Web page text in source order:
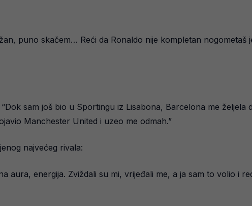
puno skačem… Reći da Ronaldo nije kompletan nogometaš
sam još bio u Sportingu iz Lisabona, Barcelona me željela
Manchester United i uzeo me odmah.”
najvećeg rivala:
aura, energija. Zviždali su mi, vrijeđali me, a ja sam to volio i